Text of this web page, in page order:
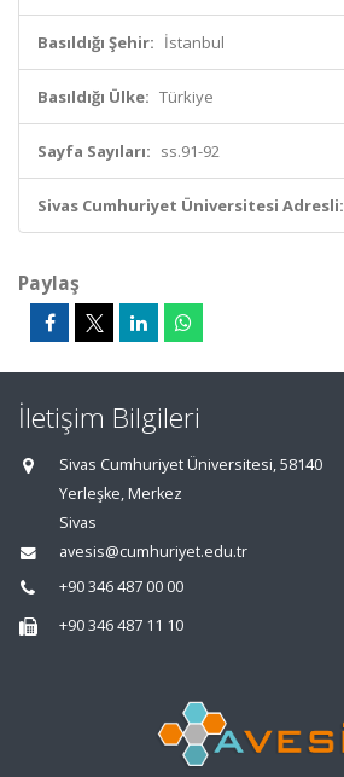
Basıldığı Şehir: İstanbul
Basıldığı Ülke: Türkiye
Sayfa Sayıları: ss.91-92
Sivas Cumhuriyet Üniversitesi Adresli:
Paylaş
İletişim Bilgileri
Sivas Cumhuriyet Üniversitesi, 58140
Yerleşke, Merkez
Sivas
avesis@cumhuriyet.edu.tr
+90 346 487 00 00
+90 346 487 11 10